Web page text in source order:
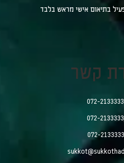
בתיאום אישי מראש בלבד
קשר
072-2133333
072-2133333
072-2133333